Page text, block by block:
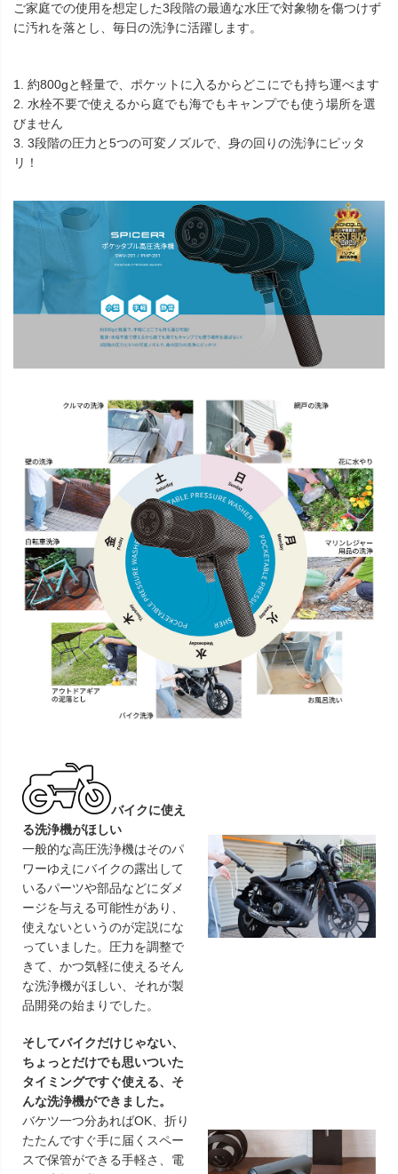
ご家庭での使用を想定した3段階の最適な水圧で対象物を傷つけず
に汚れを落とし、毎日の洗浄に活躍します。
1. 約800gと軽量で、ポケットに入るからどこにでも持ち運べます
2. 水栓不要で使えるから庭でも海でもキャンプでも使う場所を選
びません
3. 3段階の圧力と5つの可変ノズルで、身の回りの洗浄にピッタ
リ！
バイクに使え
る洗浄機がほしい
一般的な高圧洗浄機はそのパ
ワーゆえにバイクの露出して
いるパーツや部品などにダメ
ージを与える可能性があり、
使えないというのが定説にな
っていました。圧力を調整で
きて、かつ気軽に使えるそん
な洗浄機がほしい、それが製
品開発の始まりでした。
そしてバイクだけじゃない、
ちょっとだけでも思いついた
タイミングですぐ使える、そ
んな洗浄機ができました。
バケツ一つ分あればOK、折り
たたんですぐ手に届くスペー
スで保管ができる手軽さ、電